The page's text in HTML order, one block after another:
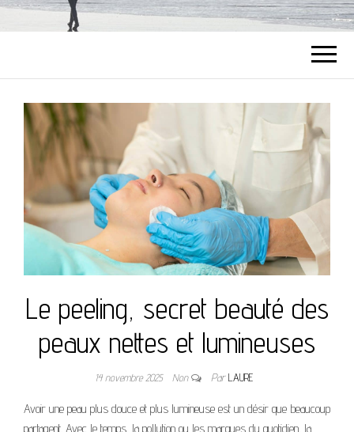
Le peeling, secret beauté des
peaux nettes et lumineuses
14 novembre 2025 Non ParLAURE
Avoir une peau plus douce et plus lumineuse est un désir que beaucoup
partagent. Avec le temps, la pollution ou les marques du quotidien, la